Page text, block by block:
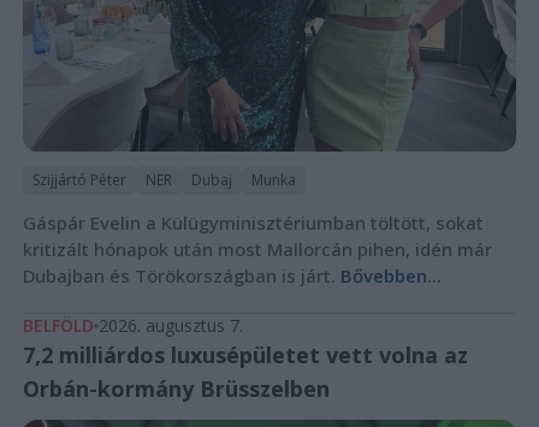
Szijjártó Péter NER Dubaj Munka
Gáspár Evelin a Külügyminisztériumban töltött, sokat
kritizált hónapok után most Mallorcán pihen, idén már
Dubajban és Törökországban is járt. Bővebben...
BELFÖLD 2026. augusztus 7.
7,2 milliárdos luxusépületet vett volna az
Orbán-kormány Brüsszelben